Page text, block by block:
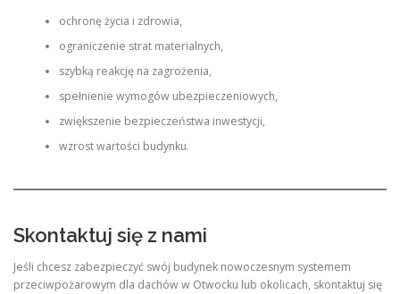
ochronę życia i zdrowia,
ograniczenie strat materialnych,
szybką reakcję na zagrożenia,
spełnienie wymogów ubezpieczeniowych,
zwiększenie bezpieczeństwa inwestycji,
wzrost wartości budynku.
Skontaktuj się z nami
Jeśli chcesz zabezpieczyć swój budynek nowoczesnym systemem
przeciwpożarowym dla dachów w Otwocku lub okolicach, skontaktuj się